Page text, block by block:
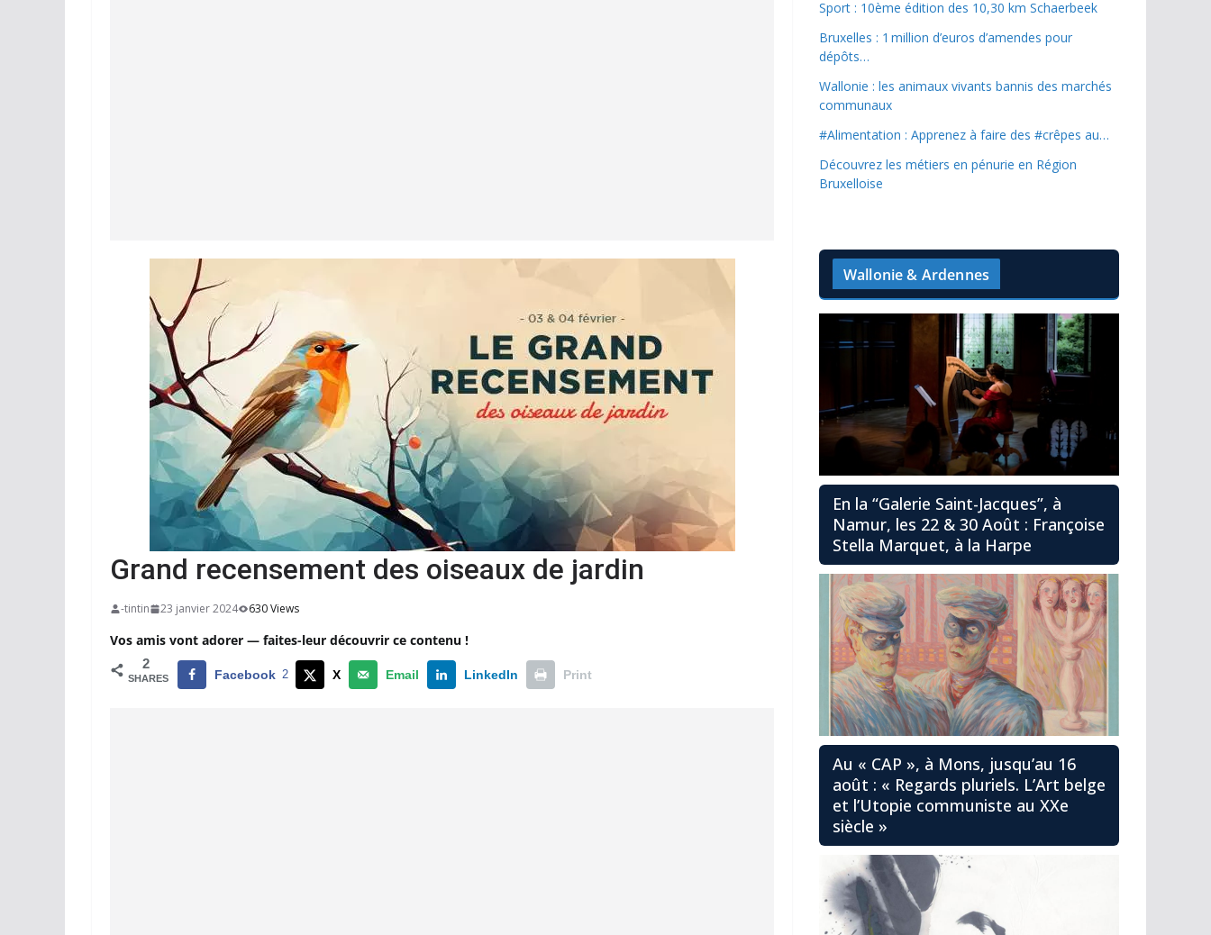
Grand recensement des oiseaux de jardin
-tintin 23 janvier 2024 630 Views
Vos amis vont adorer — faites-leur découvrir ce contenu !
2
SHARES Facebook 2 X Email LinkedIn Print
Sport : 10ème édition des 10,30 km Schaerbeek
Bruxelles : 1 million d’euros d’amendes pour
dépôts…
Wallonie : les animaux vivants bannis des marchés
communaux
#Alimentation : Apprenez à faire des #crêpes au…
Découvrez les métiers en pénurie en Région
Bruxelloise
Wallonie & Ardennes
En la “Galerie Saint-Jacques”, à
Namur, les 22 & 30 Août : Françoise
Stella Marquet, à la Harpe
Au « CAP », à Mons, jusqu’au 16
août : « Regards pluriels. L’Art belge
et l’Utopie communiste au XXe
siècle »